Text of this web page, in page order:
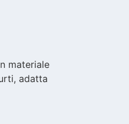
materiale
adatta